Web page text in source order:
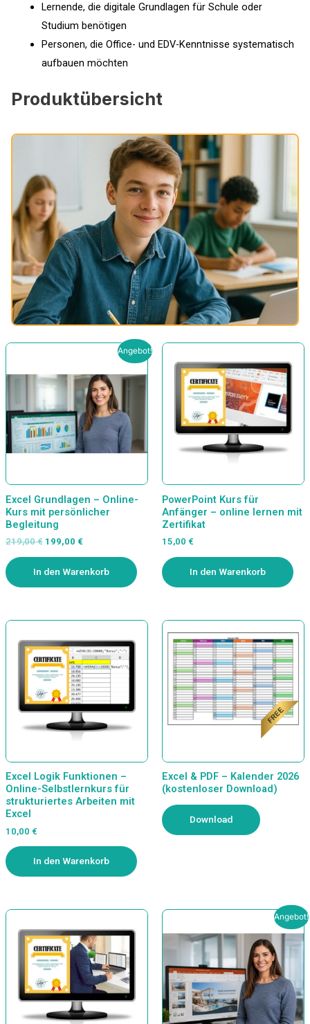
Lernende, die digitale Grundlagen für Schule oder
Studium benötigen
Personen, die Office- und EDV-Kenntnisse systematisch
aufbauen möchten
Produktübersicht
Angebot!
Excel Grundlagen – Online-
Kurs mit persönlicher
Begleitung
219,00€
219,00 €
199,00 €
Aktueller
ist:
199,00 €.
In den Warenkorb
PowerPoint Kurs für
Anfänger – online lernen mit
Zertifikat
15,00 €
In den Warenkorb
Excel Logik Funktionen –
Online-Selbstlernkurs für
strukturiertes Arbeiten mit
Excel
10,00 €
In den Warenkorb
Excel & PDF – Kalender 2026
(kostenloser Download)
Download
Angebot!
war:
190,00 €
Aktueller
150,00 €.